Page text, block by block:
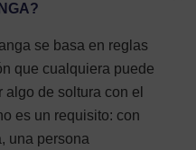
se basa en reglas
que cualquiera puede
algo de soltura con el
es un requisito: con
una persona